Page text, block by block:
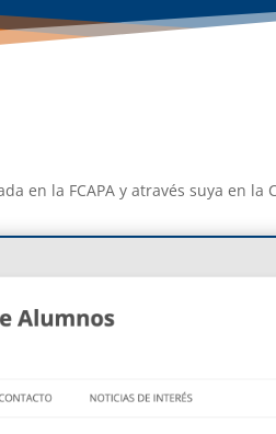
en la FCAPA y através suya en la